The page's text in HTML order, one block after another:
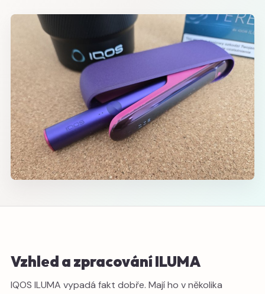
Vzhled a zpracování ILUMA
IQOS ILUMA vypadá fakt dobře. Mají ho v několika